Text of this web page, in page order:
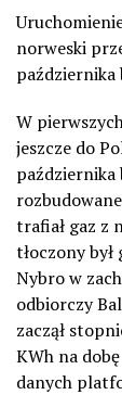
norweski
października
W
jeszcze do
października
trafiał gaz z
tłoczony
Nybro w
odbiorczy
zaczął
KWh na
danych